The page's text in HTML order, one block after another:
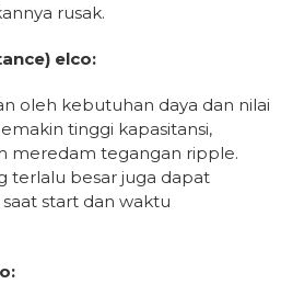
rusak.
elco:
oleh kebutuhan daya dan nilai
tinggi kapasitansi,
meredam tegangan ripple.
terlalu besar juga dapat
start dan waktu